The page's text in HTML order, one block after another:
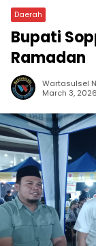
Daerah
Bupati
Ramadan
Wartasulsel
March 3, 2026